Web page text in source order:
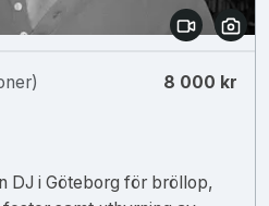
8 000 kr
DJ i Göteborg för bröllop,